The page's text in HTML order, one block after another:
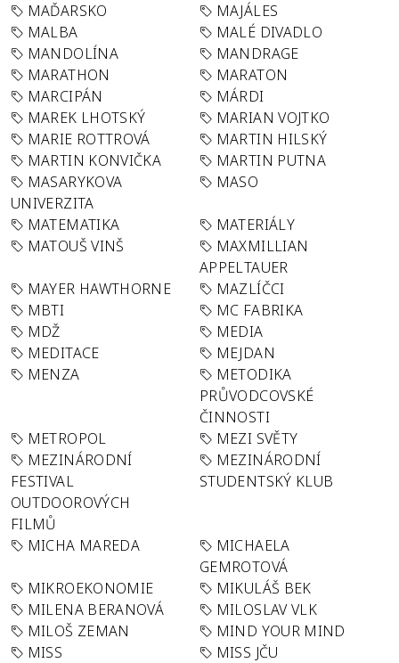
MAĎARSKO
MAJÁLES
MALBA
MALÉ DIVADLO
MANDOLÍNA
MANDRAGE
MARATHON
MARATON
MARCIPÁN
MÁRDI
MAREK LHOTSKÝ
MARIAN VOJTKO
MARIE ROTTROVÁ
MARTIN HILSKÝ
MARTIN KONVIČKA
MARTIN PUTNA
MASARYKOVA
UNIVERZITA
MASO
MATEMATIKA
MATERIÁLY
MATOUŠ VINŠ
MAXMILLIAN
APPELTAUER
MAYER HAWTHORNE
MAZLÍČCI
MBTI
MC FABRIKA
MDŽ
MEDIA
MEDITACE
MEJDAN
MENZA
METODIKA
PRŮVODCOVSKÉ
ČINNOSTI
METROPOL
MEZI SVĚTY
MEZINÁRODNÍ
FESTIVAL
OUTDOOROVÝCH
FILMŮ
MEZINÁRODNÍ
STUDENTSKÝ KLUB
MICHA MAREDA
MICHAELA
GEMROTOVÁ
MIKROEKONOMIE
MIKULÁŠ BEK
MILENA BERANOVÁ
MILOSLAV VLK
MILOŠ ZEMAN
MIND YOUR MIND
MISS
MISS JČU